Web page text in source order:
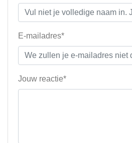
E-mailadres*
Jouw reactie*